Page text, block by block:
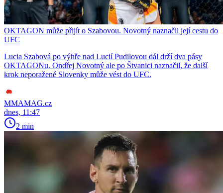
OKTAGON může přijít o Szabovou. Novotný naznačil její cestu do
UFC
Lucia Szabová po výhře nad Lucií Pudilovou dál drží dva pásy
OKTAGONu. Ondřej Novotný ale po Štvanici naznačil, že další
krok neporažené Slovenky může vést do UFC.
MMAMAG.cz
dnes, 11:47
2 min